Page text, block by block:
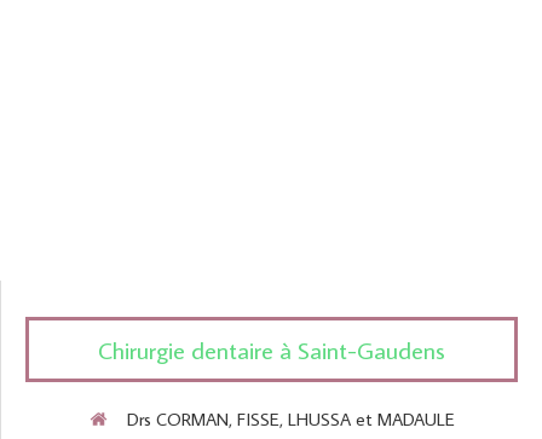
Chirurgie dentaire à Saint-Gaudens
Drs CORMAN, FISSE, LHUSSA et MADAULE